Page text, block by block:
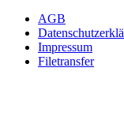
AGB
Impressum
Filetransfer